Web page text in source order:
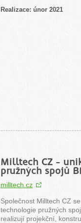
Realizace: únor 2021
Milltech CZ -
pružných spojů
milltech.cz
Společnost Milltech CZ
technologie pružných
realizují projekční,